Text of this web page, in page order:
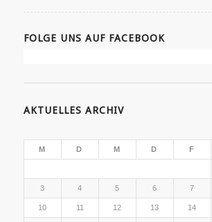
FOLGE UNS AUF FACEBOOK
AKTUELLES ARCHIV
M D M D F
3 4 5 6 7
10 11 12 13 14